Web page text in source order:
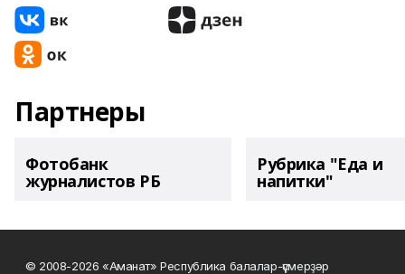
Партнеры
Фотобанк
журналистов РБ
Рубрика "Еда и
напитки"
© 2008-2026 «Аманат» Республика балалар-үҫмерҙәр